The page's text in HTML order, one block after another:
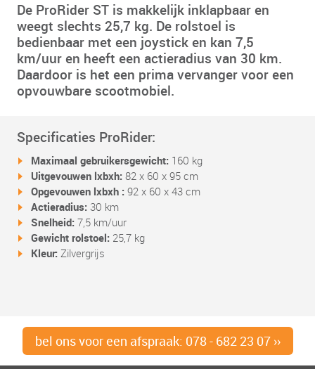
De ProRider ST is makkelijk inklapbaar en
weegt slechts 25,7 kg. De rolstoel is
bedienbaar met een joystick en kan 7,5
km/uur en heeft een actieradius van 30 km.
Daardoor is het een prima vervanger voor een
opvouwbare scootmobiel.
Specificaties ProRider:
Maximaal gebruikersgewicht: 160 kg
Uitgevouwen lxbxh: 82 x 60 x 95 cm
Opgevouwen lxbxh : 92 x 60 x 43 cm
Actieradius: 30 km
Snelheid: 7,5 km/uur
Gewicht rolstoel: 25,7 kg
Kleur: Zilvergrijs
bel ons voor een afspraak: 078 - 682 23 07 ››